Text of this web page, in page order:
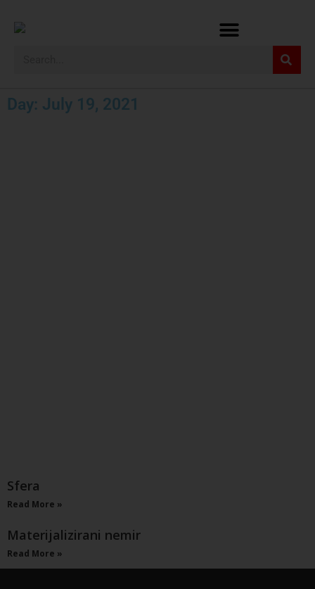
Day: July 19, 2021
Sfera
Read More »
Materijalizirani nemir
Read More »